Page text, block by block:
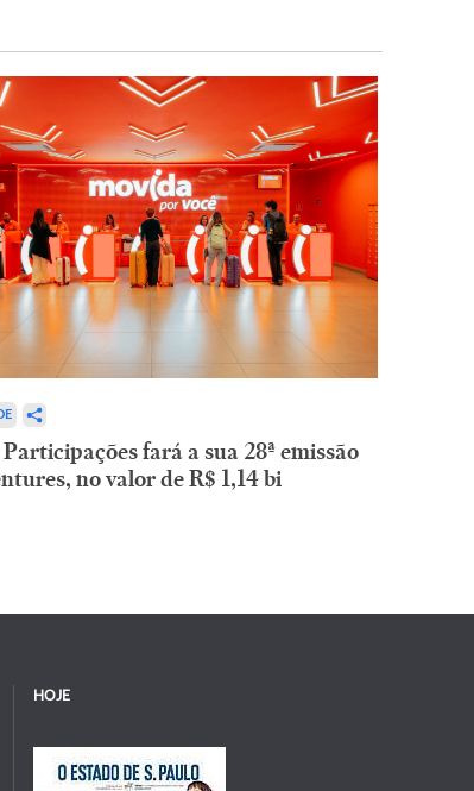
fará a sua 28ª emissão
no valor de R$ 1,14 bi
HOJE